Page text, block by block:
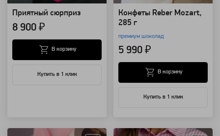
Приятный сюрприз
8 900 ₽
Купить в 1 клик
В корзину
Конфеты Reber Mozart,
285 г
премиум шоколад
5 990 ₽
Купить в 1 клик
В корзину